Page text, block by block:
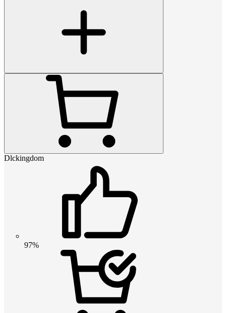
Dlckingdom
97%